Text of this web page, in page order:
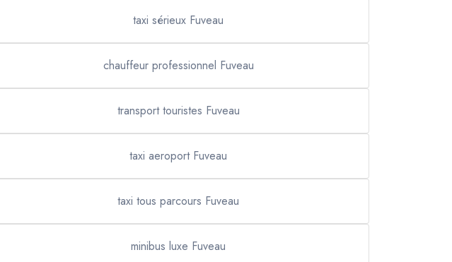
taxi sérieux Fuveau
chauffeur professionnel Fuveau
transport touristes Fuveau
taxi aeroport Fuveau
taxi tous parcours Fuveau
minibus luxe Fuveau